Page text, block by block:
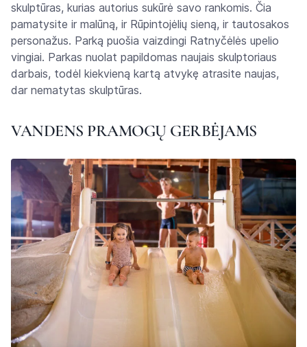
skulptūras, kurias autorius sukūrė savo rankomis. Čia
pamatysite ir malūną, ir Rūpintojėlių sieną, ir tautosakos
personažus. Parką puošia vaizdingi Ratnyčėlės upelio
vingiai. Parkas nuolat papildomas naujais skulptoriaus
darbais, todėl kiekvieną kartą atvykę atrasite naujas,
dar nematytas skulptūras.
VANDENS PRAMOGŲ GERBĖJAMS